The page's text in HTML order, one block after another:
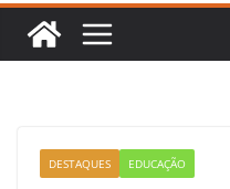
DESTAQUES EDUCAÇÃO